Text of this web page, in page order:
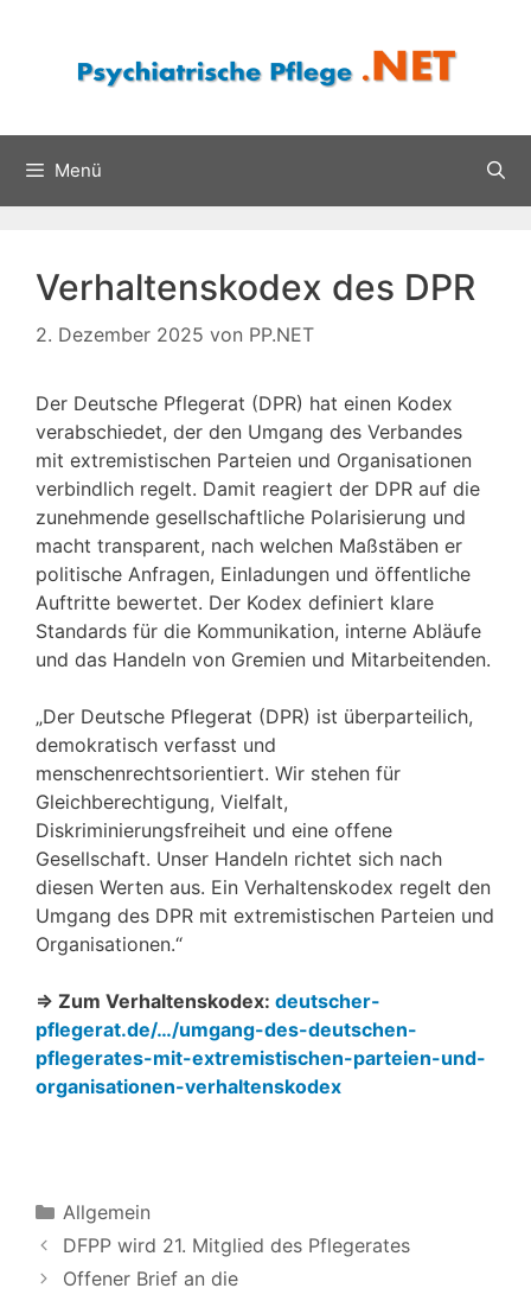
Menü
Verhaltenskodex des DPR
2. Dezember 2025 von PP.NET
Der Deutsche Pflegerat (DPR) hat einen Kodex
verabschiedet, der den Umgang des Verbandes
mit extremistischen Parteien und Organisationen
verbindlich regelt. Damit reagiert der DPR auf die
zunehmende gesellschaftliche Polarisierung und
macht transparent, nach welchen Maßstäben er
politische Anfragen, Einladungen und öffentliche
Auftritte bewertet. Der Kodex definiert klare
Standards für die Kommunikation, interne Abläufe
und das Handeln von Gremien und Mitarbeitenden.
„Der Deutsche Pflegerat (DPR) ist überparteilich,
demokratisch verfasst und
menschenrechtsorientiert. Wir stehen für
Gleichberechtigung, Vielfalt,
Diskriminierungsfreiheit und eine offene
Gesellschaft. Unser Handeln richtet sich nach
diesen Werten aus. Ein Verhaltenskodex regelt den
Umgang des DPR mit extremistischen Parteien und
Organisationen.“
⇒ Zum Verhaltenskodex: deutscher-
pflegerat.de/…/umgang-des-deutschen-
pflegerates-mit-extremistischen-parteien-und-
organisationen-verhaltenskodex
Kategorien
Allgemein
DFPP wird 21. Mitglied des Pflegerates
Offener Brief an die